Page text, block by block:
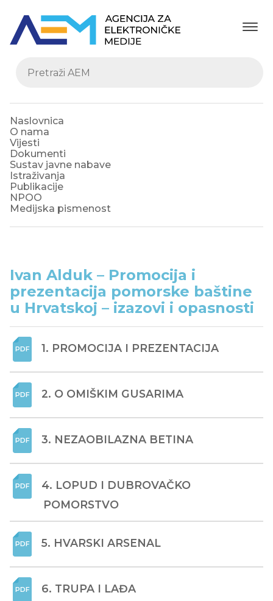
Naslovnica
O nama
Vijesti
Dokumenti
Sustav javne nabave
Istraživanja
Publikacije
NPOO
Medijska pismenost
Ivan Alduk – Promocija i
prezentacija pomorske baštine
u Hrvatskoj – izazovi i opasnosti
1. PROMOCIJA I PREZENTACIJA
2. O OMIŠKIM GUSARIMA
3. NEZAOBILAZNA BETINA
4. LOPUD I DUBROVAČKO
POMORSTVO
5. HVARSKI ARSENAL
6. TRUPA I LAĐA